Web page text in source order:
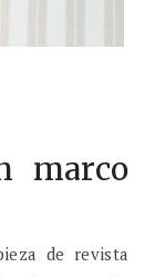
marco
de revista